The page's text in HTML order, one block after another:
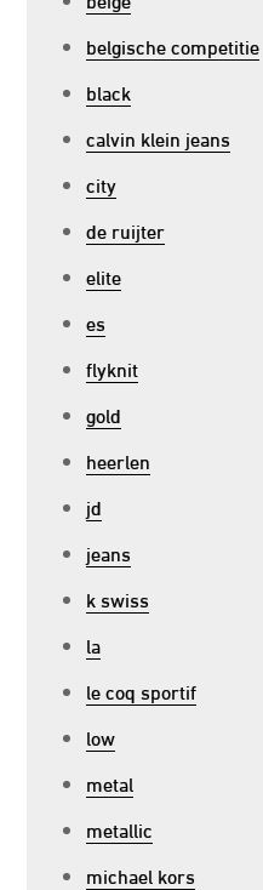
belgische competitie
black
calvin klein jeans
city
de ruijter
elite
es
flyknit
gold
heerlen
jd
jeans
k swiss
la
le coq sportif
low
metal
metallic
michael kors